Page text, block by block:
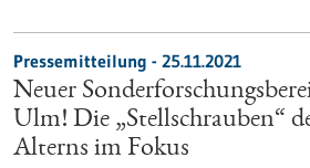
Pressemitteilung - 25.11.2021
Neuer
Ulm! Die „Stellschrauben“
Alterns im Fokus